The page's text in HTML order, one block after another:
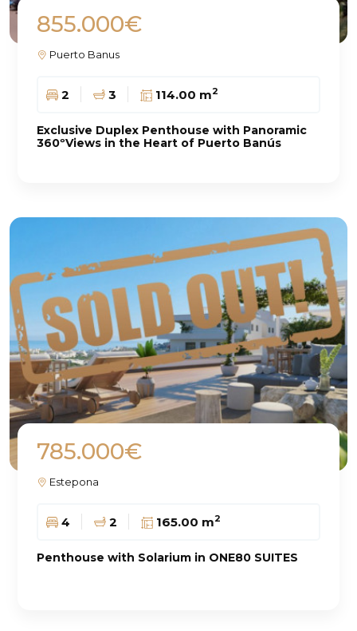
855.000€
Puerto Banus
2 3 114.00 m2
Exclusive Duplex Penthouse with Panoramic
360ºViews in the Heart of Puerto Banús
785.000€
Estepona
4 2 165.00 m2
Penthouse with Solarium in ONE80 SUITES